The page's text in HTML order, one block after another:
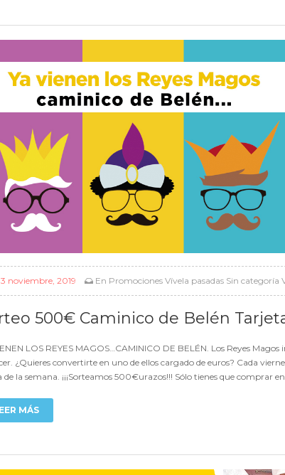
3 noviembre, 2019 En Promociones Vívela pasadas Sin categoría
500€ Caminico de Belén
LOS REYES MAGOS…CAMINICO DE BELÉN. Los Reyes
¿Quieres convertirte en uno de ellos cargado de euros? Cada
de la semana. ¡¡¡Sorteamos 500€urazos!!! Sólo tienes que comprar
MÁS